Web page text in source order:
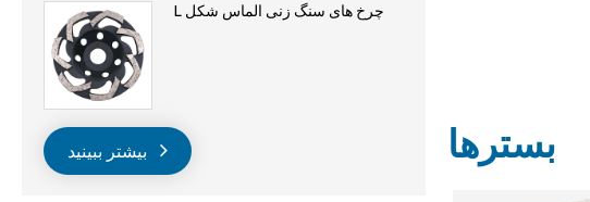
L چرخ های سنگ زنی الماس شکل
بسترها